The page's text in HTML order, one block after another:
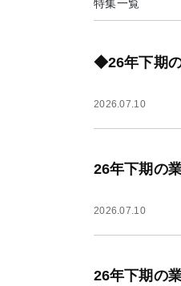
特集一覧
◆26年下期
2026.07.10
26年下期の
2026.07.10
26年下期の